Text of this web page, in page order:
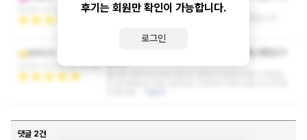
후기는 회원만 확인이 가능합니다.
로그인
2026-07-07 09:51:44
깔끔하고 위생상태도 좋아요!
2026-07-06 22:14:38
댓글 2건